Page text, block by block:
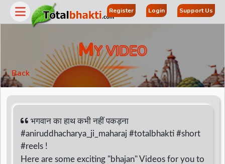
Register Login Support Us
MY VIDEO
Back
भगवान का हाथ कभी नहीं पकड़ना
#aniruddhacharya_ji_maharaj #totalbhakti #short
#reels !
Here are some exciting "bhajan" Videos for you to